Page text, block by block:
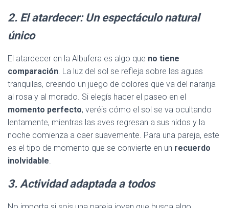
2. El atardecer: Un espectáculo natural
único
El atardecer en la Albufera es algo que no tiene
comparación. La luz del sol se refleja sobre las aguas
tranquilas, creando un juego de colores que va del naranja
al rosa y al morado. Si elegís hacer el paseo en el
momento perfecto, veréis cómo el sol se va ocultando
lentamente, mientras las aves regresan a sus nidos y la
noche comienza a caer suavemente. Para una pareja, este
es el tipo de momento que se convierte en un recuerdo
inolvidable.
3. Actividad adaptada a todos